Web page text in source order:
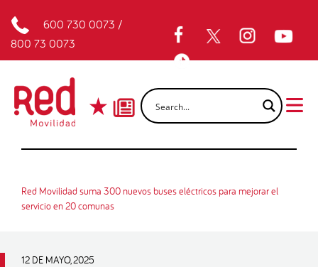
600 730 0073 /
800 73 0073
Red Movilidad suma 300 nuevos buses eléctricos para mejorar el
servicio en 20 comunas
12 DE MAYO, 2025